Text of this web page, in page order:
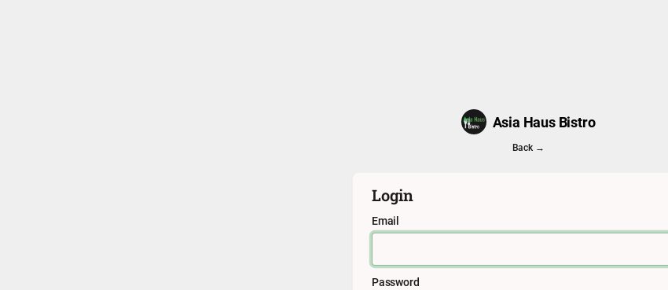
Asia Haus Bistro
Back →
Login
Email
Password